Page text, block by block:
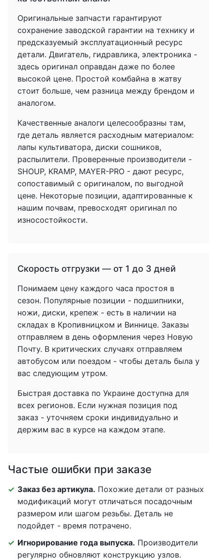
Оригинальные запчасти гарантируют
сохранение заводской гарантии на технику и
предсказуемый эксплуатационный ресурс
детали. Двигатель, гидравлика, электроника -
здесь оригинал оправдан даже по более
высокой цене. Простой комбайна в жатву
стоит больше, чем разница между брендом и
аналогом.
Качественные аналоги целесообразны там,
где деталь является расходным материалом:
лапы культиватора, диски сошников,
распылители. Проверенные производители -
SHOUP, KRAMP, MAYER-PRO - дают ресурс,
сопоставимый с оригиналом, по выгодной
цене. Некоторые позиции, адаптированные к
нашим почвам, превосходят оригинал по
износостойкости.
Скорость отгрузки — от 1 до 3 дней
Понимаем цену каждого часа простоя в
сезон. Популярные позиции - подшипники,
ножи, диски, крепеж - есть в наличии на
складах в Кропивницком и Виннице. Заказы
отправляем в день оформления через Новую
Почту. В критических случаях отправляем
автобусом или поездом - чтобы деталь была у
вас следующим утром.
Быстрая доставка по Украине доступна для
всех регионов. Если нужная позиция под
заказ - уточняем сроки индивидуально и
держим вас в курсе на каждом этапе.
Частые ошибки при заказе
Заказ без артикула. Похожие детали от разных
модификаций могут отличаться посадочным
размером или шагом резьбы. Деталь не
подойдет - время потрачено.
Игнорирование года выпуска. Производители
регулярно обновляют конструкцию узлов.